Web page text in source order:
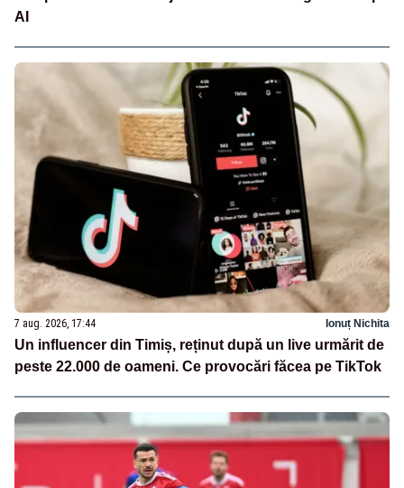
AI
7 aug. 2026, 17:44 Ionuț Nichita
Un influencer din Timiș, reținut după un live urmărit de
peste 22.000 de oameni. Ce provocări făcea pe TikTok